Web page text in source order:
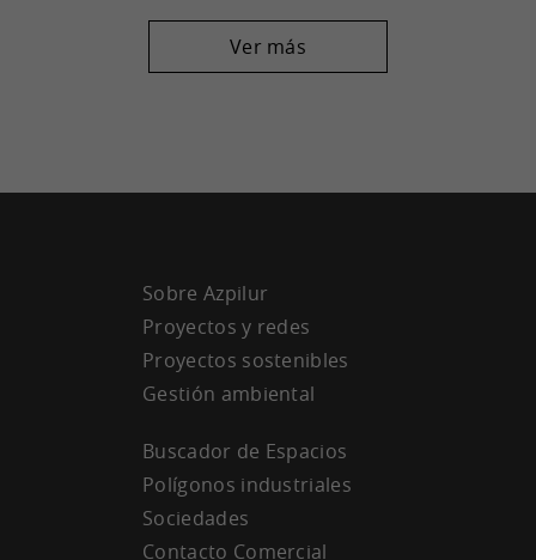
Ver más
Sobre Azpilur
Proyectos y redes
Proyectos sostenibles
Gestión ambiental
Buscador de Espacios
Polígonos industriales
Sociedades
Contacto Comercial